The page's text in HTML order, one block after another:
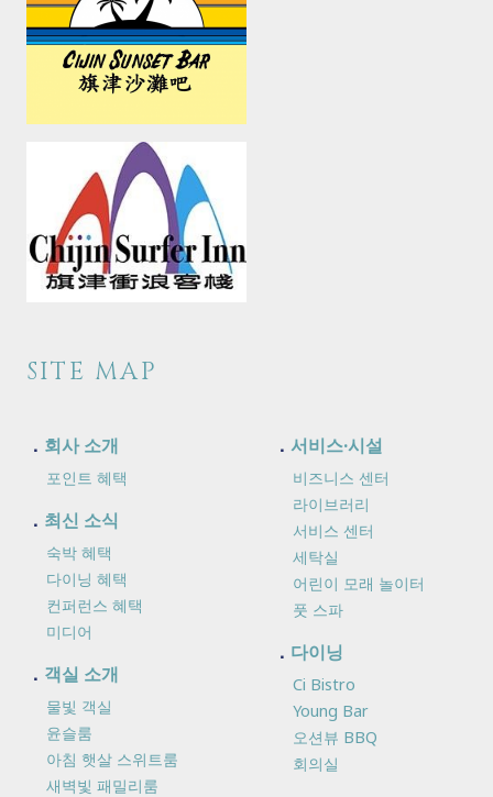
SITE MAP
회사 소개
포인트 혜택
최신 소식
숙박 혜택
다이닝 혜택
컨퍼런스 혜택
미디어
객실 소개
물빛 객실
윤슬룸
아침 햇살 스위트룸
새벽빛 패밀리룸
서비스·시설
비즈니스 센터
라이브러리
서비스 센터
세탁실
어린이 모래 놀이터
풋 스파
다이닝
Ci Bistro
Young Bar
오션뷰 BBQ
회의실